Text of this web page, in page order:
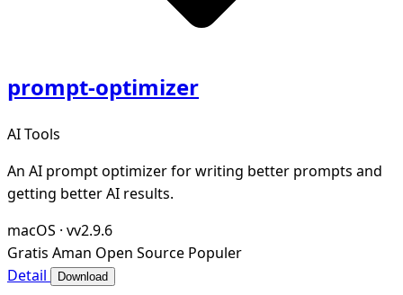
prompt-optimizer
AI Tools
An AI prompt optimizer for writing better prompts and
getting better AI results.
macOS · vv2.9.6
Gratis Aman Open Source Populer
Detail
Download